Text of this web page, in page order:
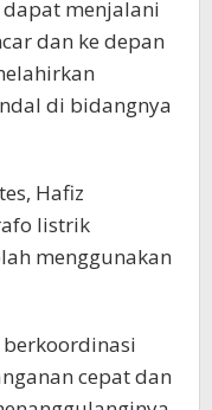
menjalani
dan ke depan
di bidangnya
Hafiz
listrik
menggunakan
cepat dan